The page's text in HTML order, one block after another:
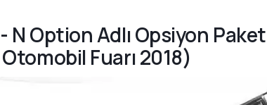
N Option Adlı Opsiyon
Fuarı 2018)